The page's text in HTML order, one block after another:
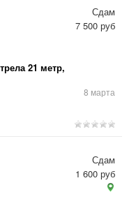
21 метр,
8 марта
Сдам
7 500 руб
Сдам
1 600 руб